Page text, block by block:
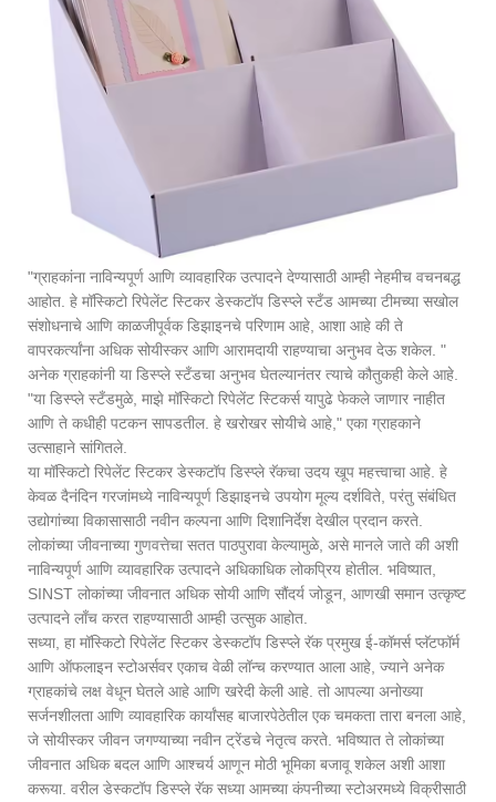
"ग्राहकांना नाविन्यपूर्ण आणि व्यावहारिक उत्पादने देण्यासाठी आम्ही नेहमीच वचनबद्ध
आहोत. हे मॉस्किटो रिपेलेंट स्टिकर डेस्कटॉप डिस्प्ले स्टँड आमच्या टीमच्या सखोल
संशोधनाचे आणि काळजीपूर्वक डिझाइनचे परिणाम आहे, आशा आहे की ते
वापरकर्त्यांना अधिक सोयीस्कर आणि आरामदायी राहण्याचा अनुभव देऊ शकेल. "
अनेक ग्राहकांनी या डिस्प्ले स्टँडचा अनुभव घेतल्यानंतर त्याचे कौतुकही केले आहे.
"या डिस्प्ले स्टँडमुळे, माझे मॉस्किटो रिपेलेंट स्टिकर्स यापुढे फेकले जाणार नाहीत
आणि ते कधीही पटकन सापडतील. हे खरोखर सोयीचे आहे," एका ग्राहकाने
उत्साहाने सांगितले.
या मॉस्किटो रिपेलेंट स्टिकर डेस्कटॉप डिस्प्ले रॅकचा उदय खूप महत्त्वाचा आहे. हे
केवळ दैनंदिन गरजांमध्ये नाविन्यपूर्ण डिझाइनचे उपयोग मूल्य दर्शविते, परंतु संबंधित
उद्योगांच्या विकासासाठी नवीन कल्पना आणि दिशानिर्देश देखील प्रदान करते.
लोकांच्या जीवनाच्या गुणवत्तेचा सतत पाठपुरावा केल्यामुळे, असे मानले जाते की अशी
नाविन्यपूर्ण आणि व्यावहारिक उत्पादने अधिकाधिक लोकप्रिय होतील. भविष्यात,
SINST लोकांच्या जीवनात अधिक सोयी आणि सौंदर्य जोडून, ​​आणखी समान उत्कृष्ट
उत्पादने लाँच करत राहण्यासाठी आम्ही उत्सुक आहोत.
सध्या, हा मॉस्किटो रिपेलेंट स्टिकर डेस्कटॉप डिस्प्ले रॅक प्रमुख ई-कॉमर्स प्लॅटफॉर्म
आणि ऑफलाइन स्टोअर्सवर एकाच वेळी लॉन्च करण्यात आला आहे, ज्याने अनेक
ग्राहकांचे लक्ष वेधून घेतले आहे आणि खरेदी केली आहे. तो आपल्या अनोख्या
सर्जनशीलता आणि व्यावहारिक कार्यांसह बाजारपेठेतील एक चमकता तारा बनला आहे,
जे सोयीस्कर जीवन जगण्याच्या नवीन ट्रेंडचे नेतृत्व करते. भविष्यात ते लोकांच्या
जीवनात अधिक बदल आणि आश्चर्य आणून मोठी भूमिका बजावू शकेल अशी आशा
करूया. वरील डेस्कटॉप डिस्प्ले रॅक सध्या आमच्या कंपनीच्या स्टोअरमध्ये विक्रीसाठी